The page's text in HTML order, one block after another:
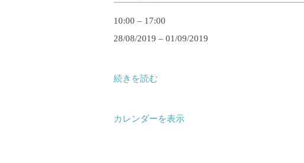
10:00 – 17:00
28/08/2019 – 01/09/2019
続きを読む
カレンダーを表示